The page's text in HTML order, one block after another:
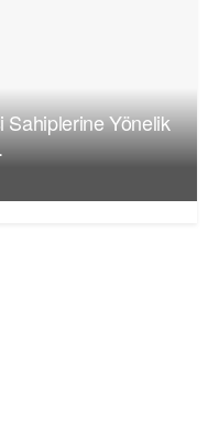
Sahiplerine Yönelik